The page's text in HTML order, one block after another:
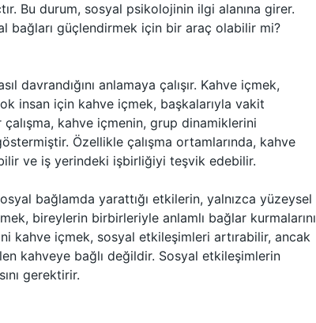
Bu durum, sosyal psikolojinin ilgi alanına girer.
bağları güçlendirmek için bir araç olabilir mi?
anlamaya çalışır. Kahve içmek,
insan için kahve içmek, başkalarıyla vakit
kahve içmenin, grup dinamiklerini
Özellikle çalışma ortamlarında, kahve
ve iş yerindeki işbirliğiyi teşvik edebilir.
bağlamda yarattığı etkilerin, yalnızca yüzeysel
bireylerin birbirleriyle anlamlı bağlar kurmalarını
kahve içmek, sosyal etkileşimleri artırabilir, ancak
kahveye bağlı değildir. Sosyal etkileşimlerin
gerektirir.